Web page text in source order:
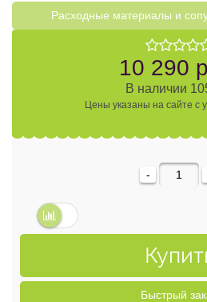
Расходные материалы и
10 290
В наличии
Цены указаны на сайте с
-
Быстрый